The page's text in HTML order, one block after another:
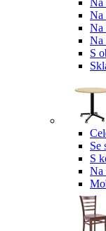
Na
Na
Na
Na
S
Se
S
Na